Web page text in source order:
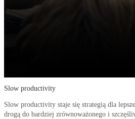
Slow productivity
Slow productivity staje się strategią dla
drogą do bardziej zrównoważonego i